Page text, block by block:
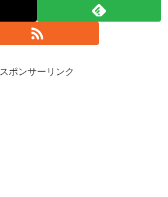
スポンサーリンク